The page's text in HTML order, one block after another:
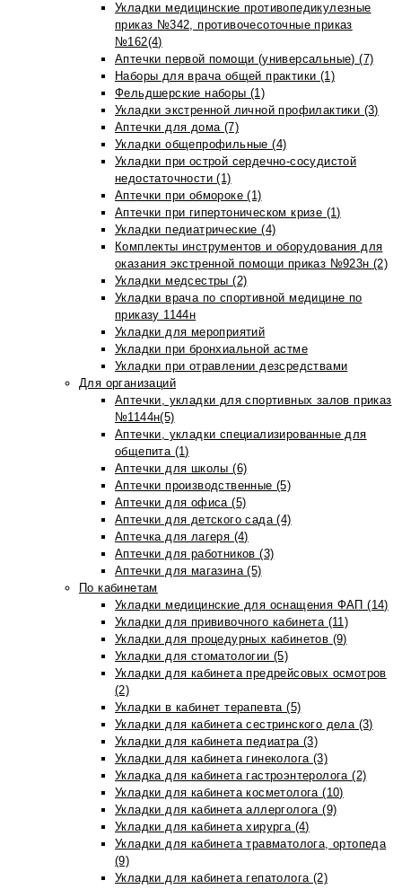
Укладки медицинские противопедикулезные
приказ №342, противочесоточные приказ
№162(4)
Аптечки первой помощи (универсальные) (7)
Наборы для врача общей практики (1)
Фельдшерские наборы (1)
Укладки экстренной личной профилактики (3)
Аптечки для дома (7)
Укладки общепрофильные (4)
Укладки при острой сердечно-сосудистой
недостаточности (1)
Аптечки при обмороке (1)
Аптечки при гипертоническом кризе (1)
Укладки педиатрические (4)
Комплекты инструментов и оборудования для
оказания экстренной помощи приказ №923н (2)
Укладки медсестры (2)
Укладки врача по спортивной медицине по
приказу 1144н
Укладки для мероприятий
Укладки при бронхиальной астме
Укладки при отравлении дезсредствами
Для организаций
Аптечки, укладки для спортивных залов приказ
№1144н(5)
Аптечки, укладки специализированные для
общепита (1)
Аптечки для школы (6)
Аптечки производственные (5)
Аптечки для офиса (5)
Аптечки для детского сада (4)
Аптечка для лагеря (4)
Аптечки для работников (3)
Аптечки для магазина (5)
По кабинетам
Укладки медицинские для оснащения ФАП (14)
Укладки для прививочного кабинета (11)
Укладки для процедурных кабинетов (9)
Укладки для стоматологии (5)
Укладки для кабинета предрейсовых осмотров
(2)
Укладки в кабинет терапевта (5)
Укладки для кабинета сестринского дела (3)
Укладки для кабинета педиатра (3)
Укладки для кабинета гинеколога (3)
Укладка для кабинета гастроэнтеролога (2)
Укладки для кабинета косметолога (10)
Укладки для кабинета аллерголога (9)
Укладки для кабинета хирурга (4)
Укладки для кабинета травматолога, ортопеда
(9)
Укладки для кабинета гепатолога (2)